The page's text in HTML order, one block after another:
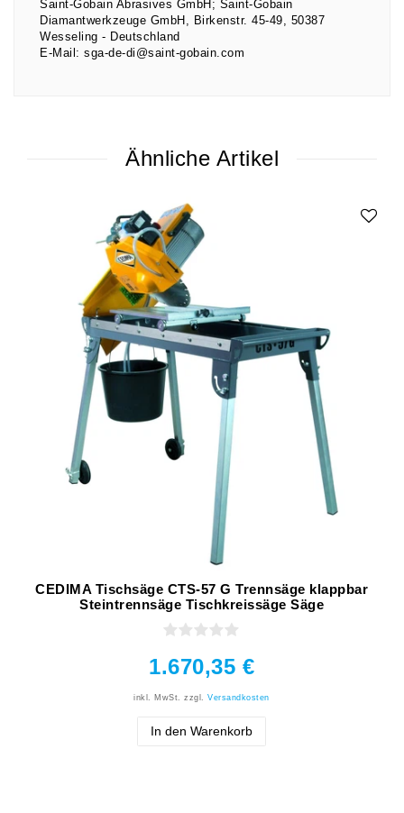
Saint-Gobain Abrasives GmbH; Saint-Gobain
Diamantwerkzeuge GmbH
Birkenstr. 45-49
50387
Wesseling
Deutschland
E-Mail: sga-de-di@saint-gobain.com
Ähnliche Artikel
CEDIMA Tischsäge CTS-57 G Trennsäge klappbar
Steintrennsäge Tischkreissäge Säge
1.670,35 €
inkl. MwSt. zzgl.Versandkosten
In den Warenkorb